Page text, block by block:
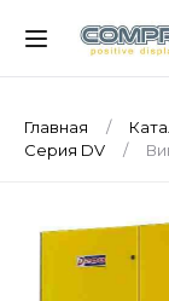
Главная
Серия DV